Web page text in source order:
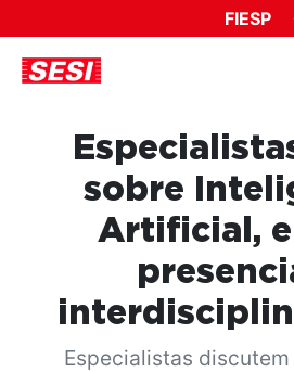
FIESP
sobre
Artificial,
Especialistas